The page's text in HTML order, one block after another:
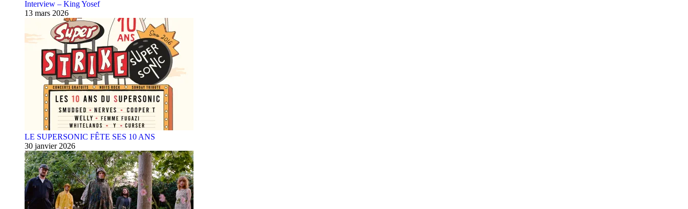
Interview – King Yosef
13 mars 2026
LE SUPERSONIC FÊTE SES 10 ANS
30 janvier 2026